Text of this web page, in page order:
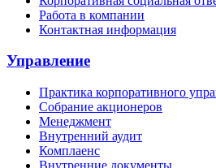
Работа в компании
Контактная информация
Управление
Практика корпоративного
Собрание акционеров
Менеджмент
Внутренний аудит
Комплаенс
Внутренние документы